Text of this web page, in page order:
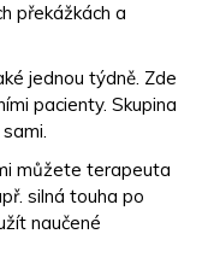
překážkách a
jednou týdně. Zde
pacienty. Skupina
můžete terapeuta
silná touha po
naučené